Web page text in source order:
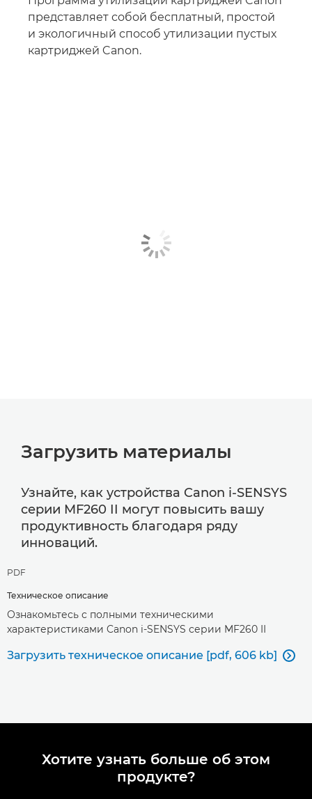
представляет собой бесплатный, простой
и экологичный способ утилизации пустых
картриджей Canon.
Загрузить материалы
Узнайте, как устройства Canon i-SENSYS
серии MF260 II могут повысить вашу
продуктивность благодаря ряду
инноваций.
PDF
Техническое описание
Ознакомьтесь с полными техническими
характеристиками Canon i-SENSYS серии MF260 II
Загрузить техническое описание [pdf, 606 kb] 
Хотите узнать больше об этом
продукте?